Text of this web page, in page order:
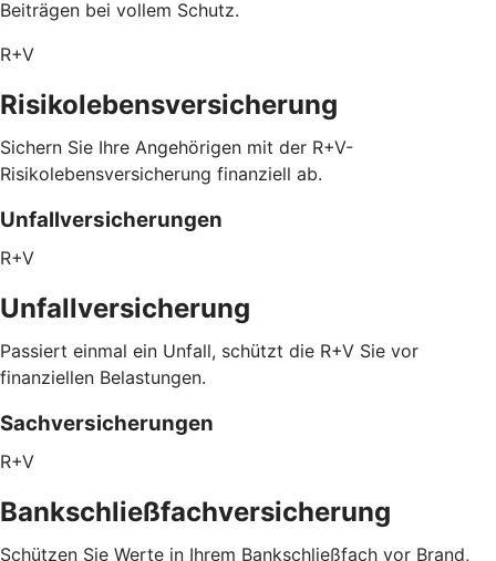
Beiträgen bei vollem Schutz.
R+V
Risikolebensversicherung
Sichern Sie Ihre Angehörigen mit der R+V-
Risikolebensversicherung finanziell ab.
Unfallversicherungen
R+V
Unfallversicherung
Passiert einmal ein Unfall, schützt die R+V Sie vor
finanziellen Belastungen.
Sachversicherungen
R+V
Bankschließfachversicherung
Schützen Sie Werte in Ihrem Bankschließfach vor Brand,